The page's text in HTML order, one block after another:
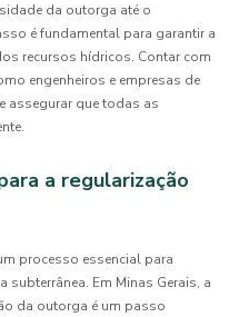
da outorga até o
é fundamental para garantir a
recursos hídricos. Contar com
engenheiros e empresas de
assegurar que todas as
a regularização
processo essencial para
Em Minas Gerais, a
da outorga é um passo